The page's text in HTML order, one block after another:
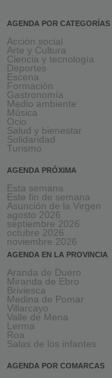
AGENDA POR CATEGORÍAS
Acción social
Arte y Cultura
Ciencia y tecnología
Deportes
Escena
Formación
Gastronomía
Medio ambiente
Música
Ocio
Salud y bienestar
Solidaridad
Turismo
AGENDA PRÓXIMA
Esta semana
Este fin de semana
Asunción de la Virgen
agosto 2026
septiembre 2026
octubre 2026
noviembre 2026
AGENDA EN LA PROVINCIA
Aranda de Duero
Miranda de Ebro
Briviesca
Medina de Pomar
Villarcayo
Valle de Mena
Lerma
Roa
Salas de los infantes
AGENDA POR COMARCAS